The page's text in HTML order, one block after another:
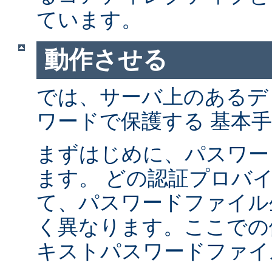
ています。
動作させる
では、サーバ上のある
ワードで保護する 基本
まずはじめに、パスワ
ます。 どの認証プロバ
て、パスワードファイ
く異なります。ここで
キストパスワードファ